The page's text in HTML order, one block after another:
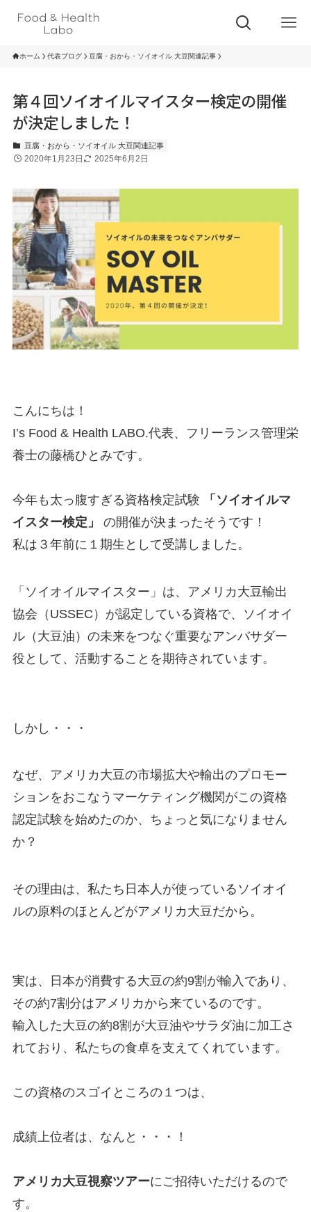
ホーム 代表ブログ 豆腐・おから・ソイオイル 大豆関連記事
第４回ソイオイルマイスター検定の開催
が決定しました！
豆腐・おから・ソイオイル 大豆関連記事
2020年1月23日 2025年6月2日
こんにちは！
I’s Food & Health LABO.代表、フリーランス管理栄
養士の藤橋ひとみです。
今年も太っ腹すぎる資格検定試験
「ソイオイルマ
イスター検定」
の開催が決まったそうです！
私は３年前に１期生として受講しました。
「ソイオイルマイスター」は、アメリカ大豆輸出
協会（USSEC）が認定している資格で、ソイオイ
ル（大豆油）の未来をつなぐ重要なアンバサダー
役として、活動することを期待されています。
しかし・・・
なぜ、アメリカ大豆の市場拡大や輸出のプロモー
ションをおこなうマーケティング機関がこの資格
認定試験を始めたのか、ちょっと気になりません
か？
その理由は、私たち日本人が使っているソイオイ
ルの原料のほとんどがアメリカ大豆だから。
実は、日本が消費する大豆の約9割が輸入であり、
その約7割分はアメリカから来ているのです。
輸入した大豆の約8割が大豆油やサラダ油に加工さ
れており、私たちの食卓を支えてくれています。
この資格のスゴイところの１つは、
成績上位者は、なんと・・・！
アメリカ大豆視察ツアーにご招待いただけるので
す。